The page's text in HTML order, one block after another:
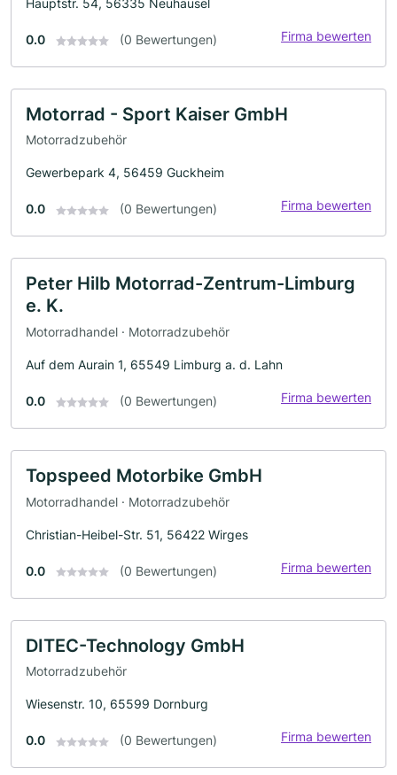
0.0 (0 Bewertungen) Firma bewerten
Motorrad - Sport Kaiser GmbH
Motorradzubehör
Gewerbepark 4, 56459 Guckheim
0.0 (0 Bewertungen) Firma bewerten
Peter Hilb Motorrad-Zentrum-Limburg
e. K.
Motorradhandel · Motorradzubehör
Auf dem Aurain 1, 65549 Limburg a. d. Lahn
0.0 (0 Bewertungen) Firma bewerten
Topspeed Motorbike GmbH
Motorradhandel · Motorradzubehör
Christian-Heibel-Str. 51, 56422 Wirges
0.0 (0 Bewertungen) Firma bewerten
DITEC-Technology GmbH
Motorradzubehör
Wiesenstr. 10, 65599 Dornburg
0.0 (0 Bewertungen) Firma bewerten